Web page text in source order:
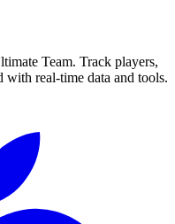
Team. Track players,
with real-time data and tools.